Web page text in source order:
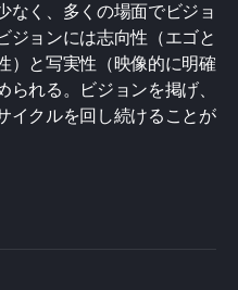
なく、多くの場面でビジョ
ジョンには志向性（エゴと
）と写実性（映像的に明確
れる。ビジョンを掲げ、
イクルを回し続けることが